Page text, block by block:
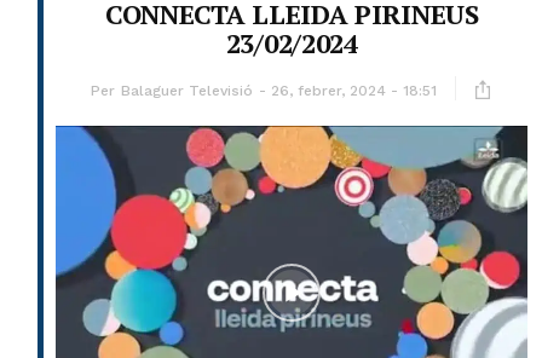
CONNECTA LLEIDA PIRINEUS
23/02/2024
Per Balaguer Televisió 26, febrer, 2024 - 18:51